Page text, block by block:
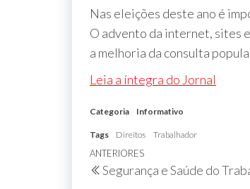
Nas eleições deste ano é
O advento da internet, sites
a melhoria da consulta
Leia a íntegra do Jornal
Categoria Informativo
Tags Direitos Trabalhador
ANTERIORES
Segurança e Saúde do